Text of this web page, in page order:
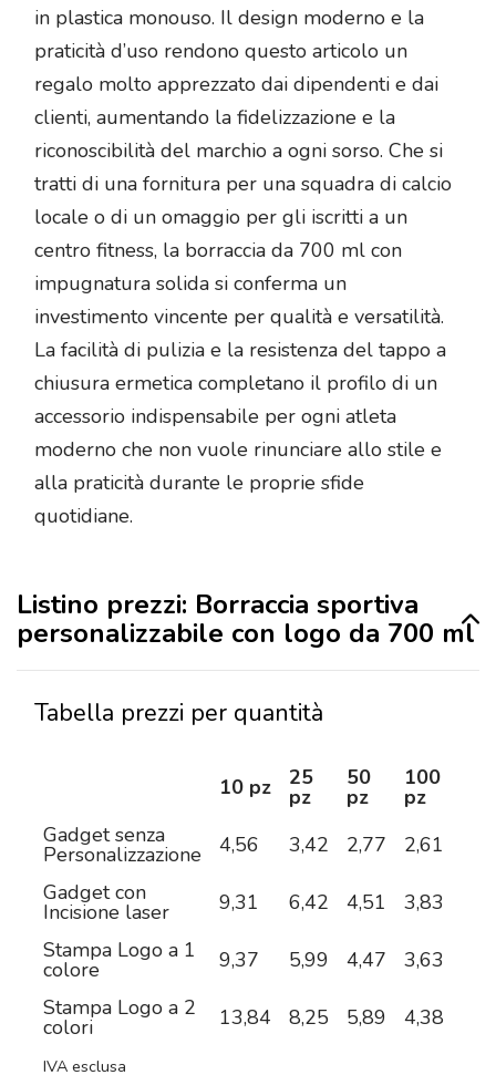
in plastica monouso. Il design moderno e la
praticità d’uso rendono questo articolo un
regalo molto apprezzato dai dipendenti e dai
clienti, aumentando la fidelizzazione e la
riconoscibilità del marchio a ogni sorso. Che si
tratti di una fornitura per una squadra di calcio
locale o di un omaggio per gli iscritti a un
centro fitness, la borraccia da 700 ml con
impugnatura solida si conferma un
investimento vincente per qualità e versatilità.
La facilità di pulizia e la resistenza del tappo a
chiusura ermetica completano il profilo di un
accessorio indispensabile per ogni atleta
moderno che non vuole rinunciare allo stile e
alla praticità durante le proprie sfide
quotidiane.
Listino prezzi: Borraccia sportiva
personalizzabile con logo da 700 ml
Tabella prezzi per quantità
10 pz 25
pz
50
pz
100
pz
Gadget senza
Personalizzazione 4,56 3,42 2,77 2,61
Gadget con
Incisione laser 9,31 6,42 4,51 3,83
Stampa Logo a 1
colore 9,37 5,99 4,47 3,63
Stampa Logo a 2
colori 13,84 8,25 5,89 4,38
IVA esclusa